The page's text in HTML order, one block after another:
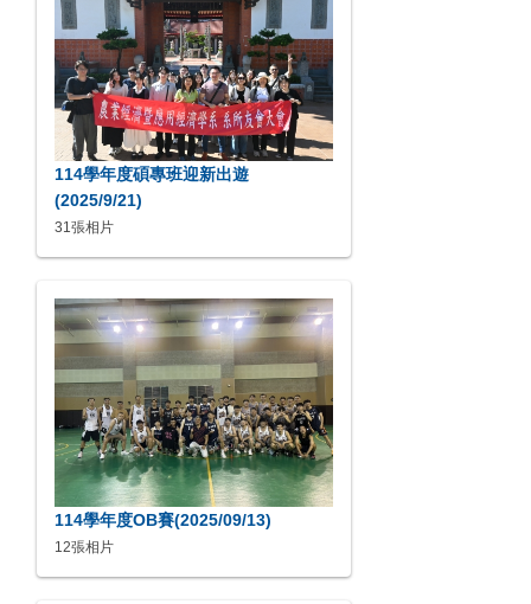
114學年度碩專班迎新出遊
(2025/9/21)
31張相片
114學年度OB賽(2025/09/13)
12張相片